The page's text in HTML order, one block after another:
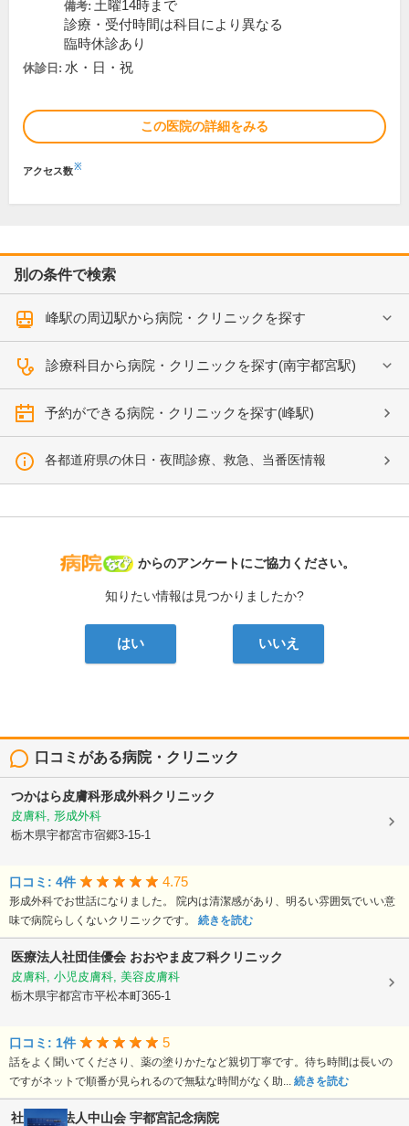
備考: 土曜14時まで
診療・受付時間は科目により異なる
臨時休診あり
休診日: 水・日・祝
この医院の詳細をみる
アクセス数※
別の条件で検索
峰駅の周辺駅から病院・クリニックを探す
診療科目から病院・クリニックを探す(南宇都宮駅)
予約ができる病院・クリニックを探す(峰駅)
各都道府県の休日・夜間診療、救急、当番医情報
病院なび
からのアンケートにご協力ください。
知りたい情報は見つかりましたか?
はい いいえ
口コミがある病院・クリニック
つかはら皮膚科形成外科クリニック
皮膚科, 形成外科
栃木県宇都宮市宿郷3-15-1
口コミ: 4件 4.75
形成外科でお世話になりました。 院内は清潔感があり、明るい雰囲気でいい意
味で病院らしくないクリニックです。 続きを読む
医療法人社団佳優会 おおやま皮フ科クリニック
皮膚科, 小児皮膚科, 美容皮膚科
栃木県宇都宮市平松本町365-1
口コミ: 1件 5
話をよく聞いてくださり、薬の塗りかたなど親切丁寧です。待ち時間は長いの
ですがネットで順番が見られるので無駄な時間がなく助... 続きを読む
社会医療法人中山会 宇都宮記念病院